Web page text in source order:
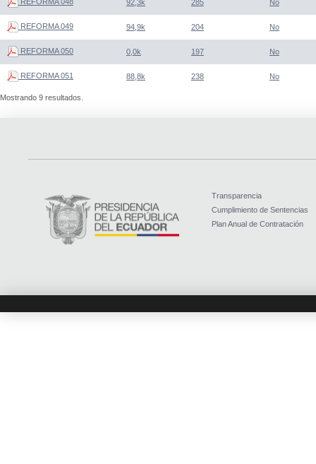
92,3k 285 No
REFORMA 049 94,9k 204 No
REFORMA 050 0,0k 197 No
REFORMA 051 88,8k 238 No
Mostrando 9 resultados.
Transparencia
Cumplimiento de Sentencias
Plan Anual de Contratación